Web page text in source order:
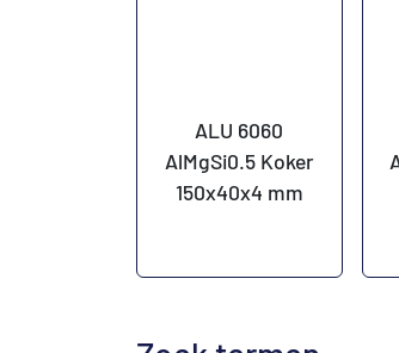
ALU 6060
AlMgSi0.5 Koker
150x40x4 mm